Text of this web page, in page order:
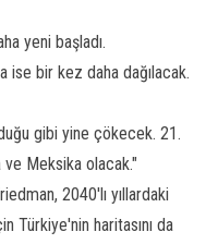
yeni başladı.
ise bir kez daha dağılacak.
gibi yine çökecek. 21.
ve Meksika olacak."
2040'lı yıllardaki
Türkiye'nin haritasını da